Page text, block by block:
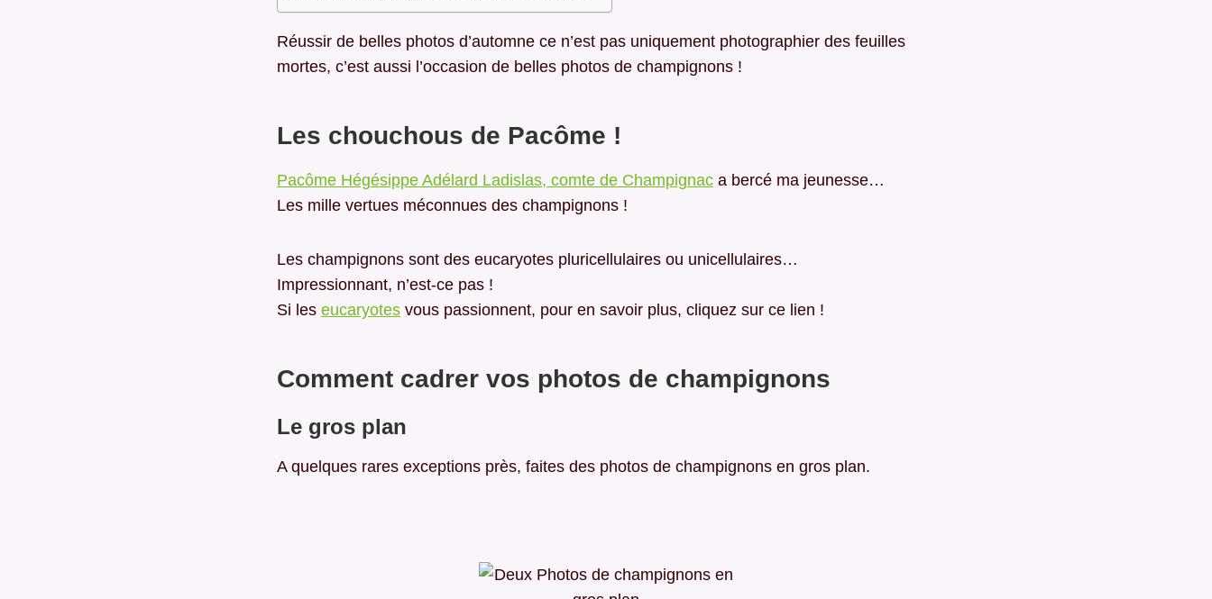
Réussir de belles photos d’automne ce n’est pas uniquement photographier des feuilles
mortes, c’est aussi l’occasion de belles photos de champignons !
Les chouchous de Pacôme !
Pacôme Hégésippe Adélard Ladislas, comte de Champignac a bercé ma jeunesse…
Les mille vertues méconnues des champignons !
Les champignons sont des eucaryotes pluricellulaires ou unicellulaires…
Impressionnant, n’est-ce pas !
Si les eucaryotes vous passionnent, pour en savoir plus, cliquez sur ce lien !
Comment cadrer vos photos de champignons
Le gros plan
A quelques rares exceptions près, faites des photos de champignons en gros plan.